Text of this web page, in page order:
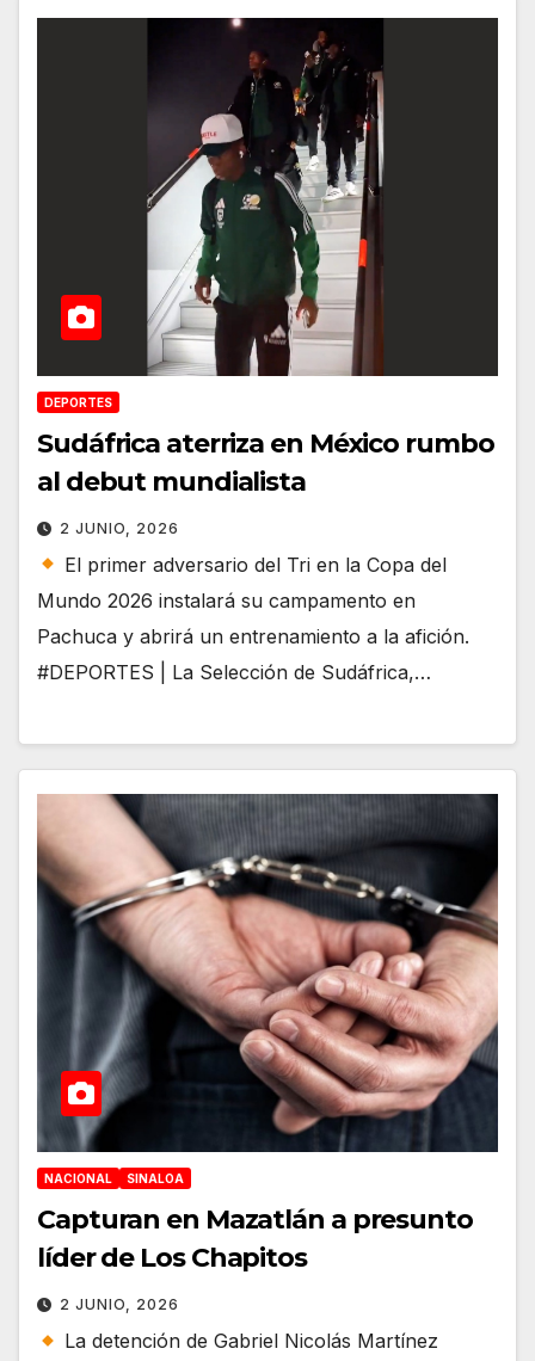
DEPORTES
Sudáfrica aterriza en México rumbo
al debut mundialista
2 JUNIO, 2026
El primer adversario del Tri en la Copa del
Mundo 2026 instalará su campamento en
Pachuca y abrirá un entrenamiento a la afición.
#DEPORTES | La Selección de Sudáfrica,…
NACIONAL SINALOA
Capturan en Mazatlán a presunto
líder de Los Chapitos
2 JUNIO, 2026
La detención de Gabriel Nicolás Martínez